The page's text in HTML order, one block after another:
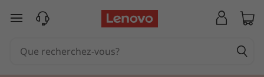
Tpasser au contenu principal